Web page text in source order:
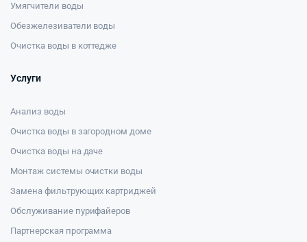
Умягчители воды
Обезжелезиватели воды
Очистка воды в коттедже
Услуги
Анализ воды
Очистка воды в загородном доме
Очистка воды на даче
Монтаж системы очистки воды
Замена фильтрующих картриджей
Обслуживание пурифайеров
Партнерская программа